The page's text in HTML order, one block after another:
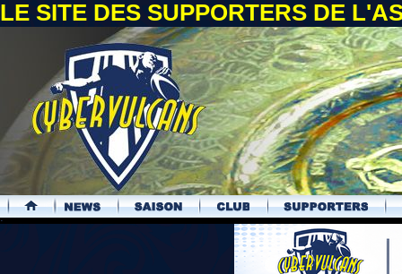
LE SITE DES SUPPORTERS DE
.